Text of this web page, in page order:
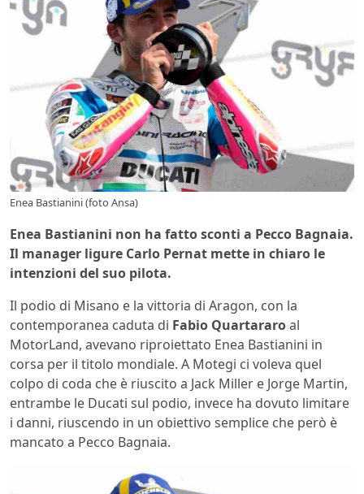
Enea Bastianini (foto Ansa)
Enea Bastianini non ha fatto sconti a Pecco Bagnaia.
Il manager ligure Carlo Pernat mette in chiaro le
intenzioni del suo pilota.
Il podio di Misano e la vittoria di Aragon, con la
contemporanea caduta di Fabio Quartararoal
MotorLand, avevano riproiettato Enea Bastianini in
corsa per il titolo mondiale. A Motegi ci voleva quel
colpo di coda che è riuscito a Jack Miller e Jorge Martin,
entrambe le Ducati sul podio, invece ha dovuto limitare
i danni, riuscendo in un obiettivo semplice che però è
mancato a Pecco Bagnaia.